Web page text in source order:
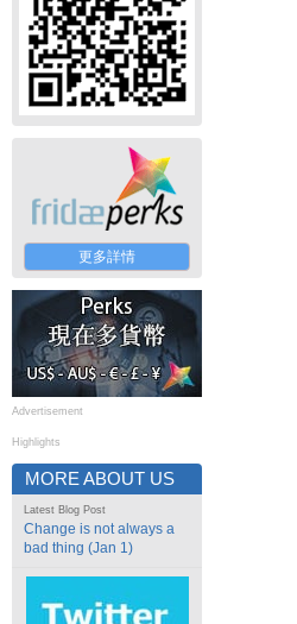
更多詳情
Advertisement
Highlights
MORE ABOUT US
Latest Blog Post
Change is not always a
bad thing (Jan 1)